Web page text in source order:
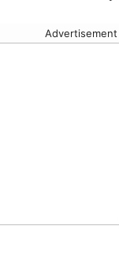
Advertisement